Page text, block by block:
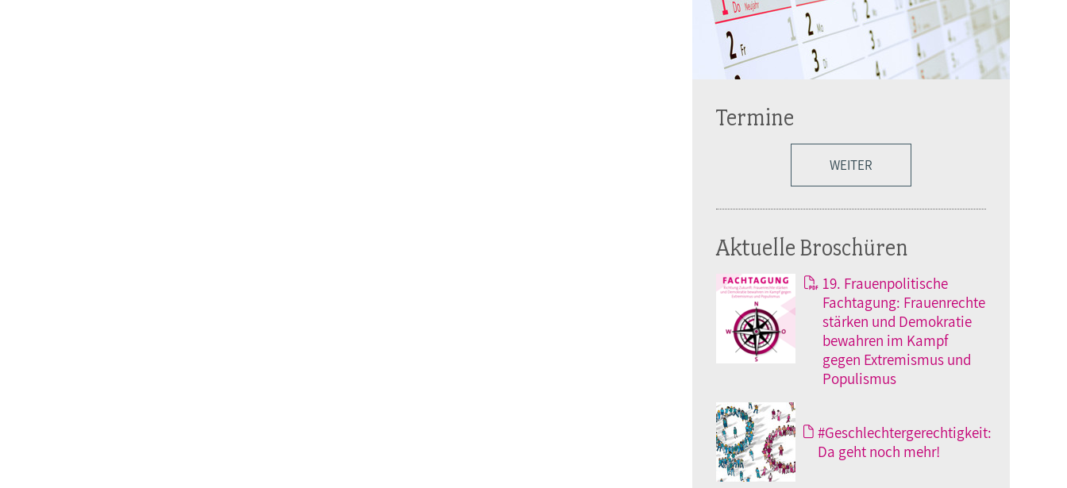
Termine
WEITER
Aktuelle Broschüren
19. Frauenpolitische
Fachtagung: Frauenrechte
stärken und Demokratie
bewahren im Kampf
gegen Extremismus und
Populismus
#Geschlechtergerechtigkeit:
Da geht noch mehr!